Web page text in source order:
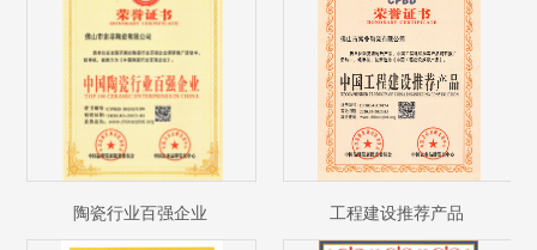
陶瓷行业百强企业 工程建设推荐产品